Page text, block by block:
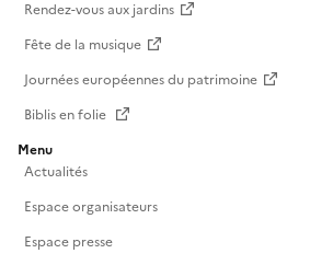
Rendez-vous aux jardins
Fête de la musique
Journées européennes du patrimoine
Biblis en folie
Menu
Actualités
Espace organisateurs
Espace presse